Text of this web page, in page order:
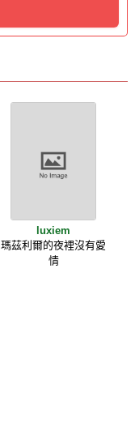
luxiem
瑪茲利爾的夜裡沒有愛
情